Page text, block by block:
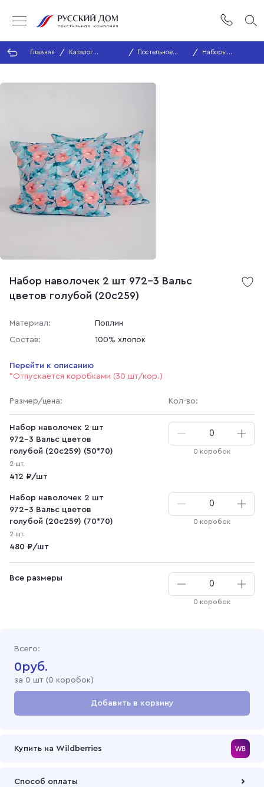
Главная
Каталог
продукции
Постельное
белье
Наборы
наволочек
Набор наволочек 2 шт 972-3 Вальс
цветов голубой (20с259)
Материал:
Поплин
Состав:
100% хлопок
Перейти к описанию
*Отпускается коробками (30 шт/кор.)
Размер/цена: Кол-во:
Набор наволочек 2 шт
972-3 Вальс цветов
голубой (20с259) (50*70)
2 шт.
412 ₽/шт
0 коробок
Набор наволочек 2 шт
972-3 Вальс цветов
голубой (20с259) (70*70)
2 шт.
480 ₽/шт
0 коробок
Все размеры
0 коробок
Всего:
0руб.
за 0 шт (0 коробок)
Добавить в корзину
Купить на Wildberries
Способ оплаты